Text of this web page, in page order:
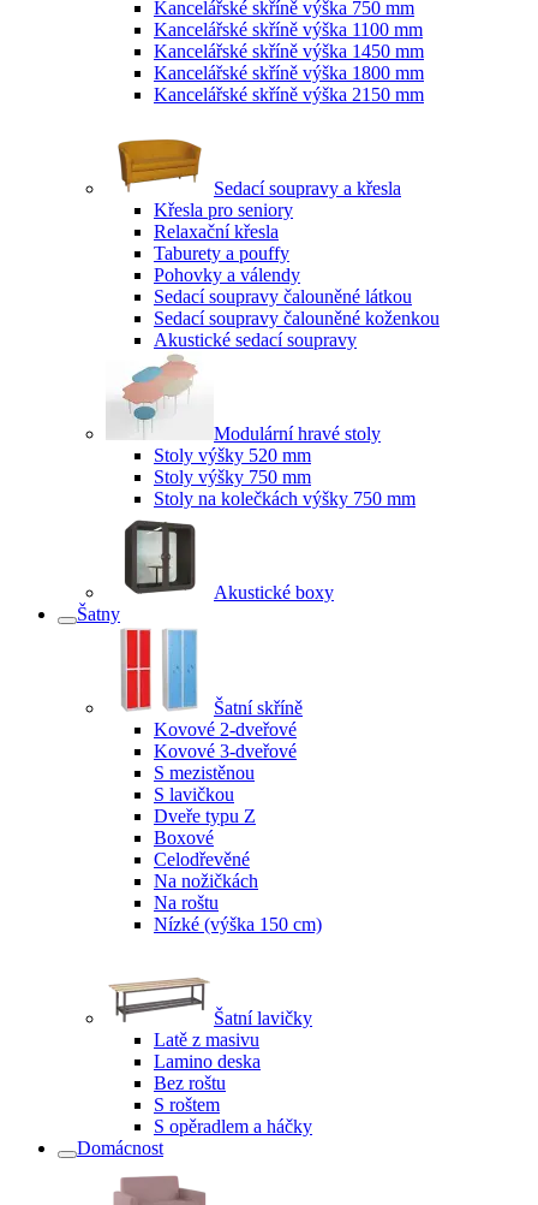
Kancelářské skříně výška 750 mm
Kancelářské skříně výška 1100 mm
Kancelářské skříně výška 1450 mm
Kancelářské skříně výška 1800 mm
Kancelářské skříně výška 2150 mm
Sedací soupravy a křesla
Křesla pro seniory
Relaxační křesla
Taburety a pouffy
Pohovky a válendy
Sedací soupravy čalouněné látkou
Sedací soupravy čalouněné koženkou
Akustické sedací soupravy
Modulární hravé stoly
Stoly výšky 520 mm
Stoly výšky 750 mm
Stoly na kolečkách výšky 750 mm
Akustické boxy
Šatny
Šatní skříně
Kovové 2-dveřové
Kovové 3-dveřové
S mezistěnou
S lavičkou
Dveře typu Z
Boxové
Celodřevěné
Na nožičkách
Na roštu
Nízké (výška 150 cm)
Šatní lavičky
Latě z masivu
Lamino deska
Bez roštu
S roštem
S opěradlem a háčky
Domácnost